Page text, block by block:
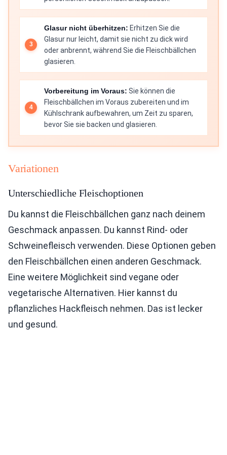
Glasur nicht überhitzen: Erhitzen Sie die
Glasur nur leicht, damit sie nicht zu dick wird
oder anbrennt, während Sie die Fleischbällchen
glasieren.
Vorbereitung im Voraus: Sie können die
Fleischbällchen im Voraus zubereiten und im
Kühlschrank aufbewahren, um Zeit zu sparen,
bevor Sie sie backen und glasieren.
Variationen
Unterschiedliche Fleischoptionen
Du kannst die Fleischbällchen ganz nach deinem
Geschmack anpassen. Du kannst Rind- oder
Schweinefleisch verwenden. Diese Optionen geben
den Fleischbällchen einen anderen Geschmack.
Eine weitere Möglichkeit sind vegane oder
vegetarische Alternativen. Hier kannst du
pflanzliches Hackfleisch nehmen. Das ist lecker
und gesund.